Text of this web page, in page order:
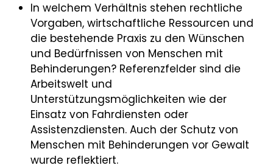
In welchem Verhältnis stehen rechtliche
Vorgaben, wirtschaftliche Ressourcen und
die bestehende Praxis zu den Wünschen
und Bedürfnissen von Menschen mit
Behinderungen? Referenzfelder sind die
Arbeitswelt und
Unterstützungsmöglichkeiten wie der
Einsatz von Fahrdiensten oder
Assistenzdiensten. Auch der Schutz von
Menschen mit Behinderungen vor Gewalt
wurde reflektiert.